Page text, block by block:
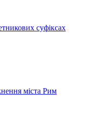
суфіксах
міста Рим